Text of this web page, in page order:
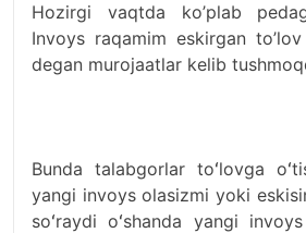
Hozirgi vaqtda ko’plab
Invoys raqamim eskirgan
degan murojaatlar kelib
Bunda talabgorlar toʻlovga
yangi invoys olasizmi yoki
soʻraydi oʻshanda yangi